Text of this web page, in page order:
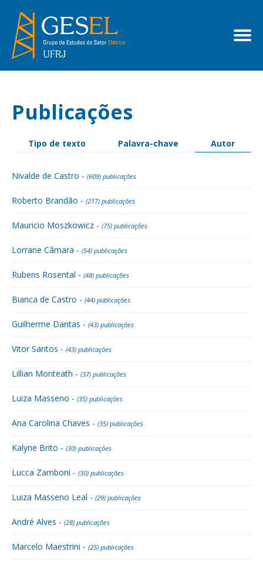
Publicações
Tipo de texto Palavra-chave Autor
Nivalde de Castro - (609) publicações
Roberto Brandão - (217) publicações
Mauricio Moszkowicz - (75) publicações
Lorrane Câmara - (54) publicações
Rubens Rosental - (48) publicações
Bianca de Castro - (44) publicações
Guilherme Dantas - (43) publicações
Vitor Santos - (43) publicações
Lillian Monteath - (37) publicações
Luiza Masseno - (35) publicações
Ana Carolina Chaves - (35) publicações
Kalyne Brito - (30) publicações
Lucca Zamboni - (30) publicações
Luiza Masseno Leal - (29) publicações
André Alves - (28) publicações
Marcelo Maestrini - (25) publicações